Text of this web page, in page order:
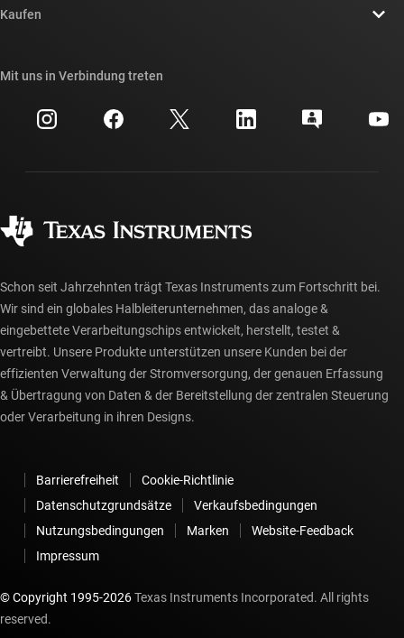
Newsroom
Investorenbeziehungen
Fertigung
Querverweis-Suche
Kundensupportzentrum
myTI-Konto FAQs
Kaufen
Häufig gestellte Fragen zu Bestellungen
Mit uns in Verbindung treten
Schon seit Jahrzehnten trägt Texas Instruments zum Fortschritt bei.
Wir sind ein globales Halbleiterunternehmen, das analoge &
eingebettete Verarbeitungschips entwickelt, herstellt, testet &
vertreibt. Unsere Produkte unterstützen unsere Kunden bei der
effizienten Verwaltung der Stromversorgung, der genauen Erfassung
& Übertragung von Daten & der Bereitstellung der zentralen Steuerung
oder Verarbeitung in ihren Designs.
Barrierefreiheit
Cookie-Richtlinie
Datenschutzgrundsätze
Verkaufsbedingungen
Nutzungsbedingungen
Marken
Website-Feedback
Impressum
© Copyright 1995-2026Texas Instruments Incorporated. All rights
reserved.